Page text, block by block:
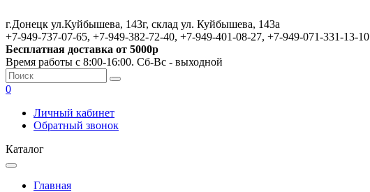
г.Донецк ул.Куйбышева, 143г, склад ул. Куйбышева, 143а
+7-949-737-07-65, +7-949-382-72-40, +7-949-401-08-27, +7-949-071-331-13-10
Бесплатная доставка от 5000р
Время работы с 8:00-16:00. Сб-Вс - выходной
0
Личный кабинет
Обратный звонок
Каталог
Главная